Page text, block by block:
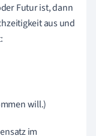
Futur ist, dann
aus und
will.)
im